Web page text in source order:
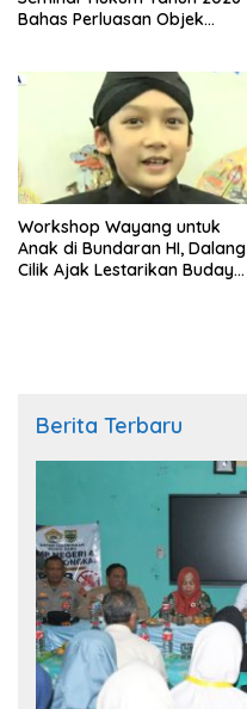
Bahas Perluasan Objek
Workshop Wayang untuk
Anak di Bundaran HI, Dalang
Cilik Ajak Lestarikan Budaya
Berita Terbaru